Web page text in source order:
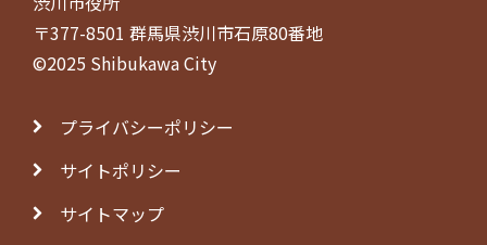
〒377-8501 群馬県渋川市石原80番地
©2025 Shibukawa City
プライバシーポリシー
サイトポリシー
サイトマップ